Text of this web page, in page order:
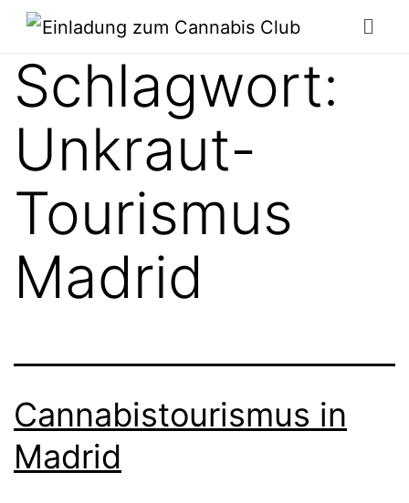
Schlagwort:
Unkraut-
Tourismus
Madrid
Cannabistourismus in
Madrid